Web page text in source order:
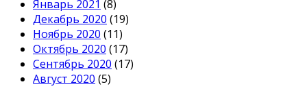
Январь 2021 (8)
Декабрь 2020 (19)
Ноябрь 2020 (11)
Октябрь 2020 (17)
Сентябрь 2020 (17)
Август 2020 (5)